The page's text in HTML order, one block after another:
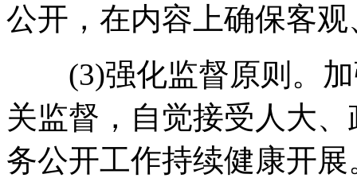
公开，在内容上确保客
(3)强化监督原则。加
关监督，自觉接受人大
务公开工作持续健康开展